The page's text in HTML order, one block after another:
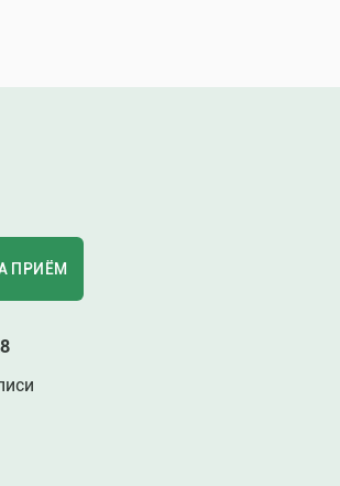
ПРИЁМ